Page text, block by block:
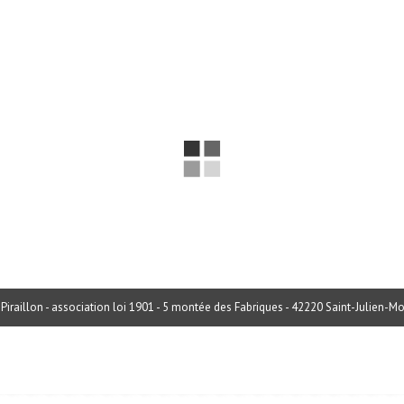
- association loi 1901 - 5 montée des Fabriques - 42220 Saint-Julien-